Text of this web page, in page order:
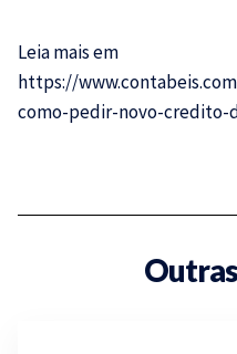
Leia mais em
https://
como-pedir-novo-credito-